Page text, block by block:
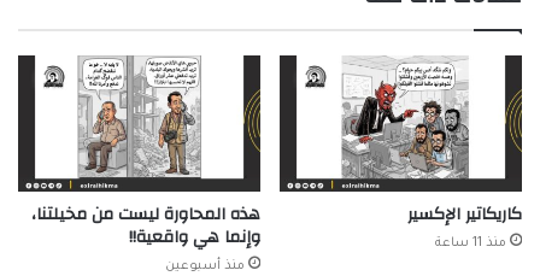
كاريكاتير الإكسير
منذ 11 ساعة
هذه المحاورة ليست من مخيلتنا،
وإنما هي واقعية!!
منذ أسبوعين